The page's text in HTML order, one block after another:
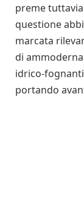
preme
questione
marcata
di
idrico-fognanti
portando